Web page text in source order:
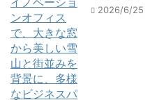
2026/6/25